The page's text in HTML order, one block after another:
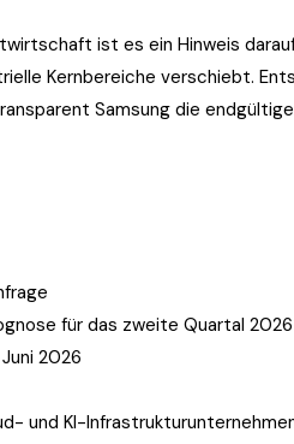
ist es ein Hinweis
Kernbereiche verschiebt.
Samsung die
für das zweite Quartal 2026
2026
und KI-